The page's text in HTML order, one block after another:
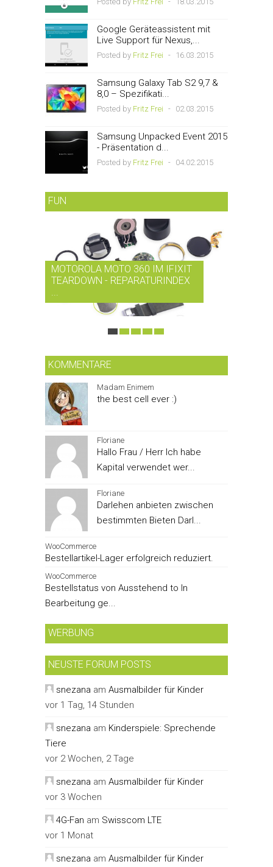
Google Geräteassistent mit
Live Support für Nexus,...
Posted by Fritz Frei - 16.03.2015
Samsung Galaxy Tab S2 9,7 &
8,0 – Spezifikati...
Posted by Fritz Frei - 02.03.2015
Samsung Unpacked Event 2015
- Präsentation d...
Posted by Fritz Frei - 04.02.2015
FUN
MOTOROLA MOTO 360 IM IFIXIT
TEARDOWN - REPARATURINDEX
KOMMENTARE
Madam Enimem
the best cell ever :)
Floriane
Hallo Frau / Herr Ich habe
Kapital verwendet wer...
Floriane
Darlehen anbieten zwischen
bestimmten Bieten Darl...
WooCommerce
Bestellartikel-Lager erfolgreich reduziert.
WooCommerce
Bestellstatus von Ausstehend to In
Bearbeitung ge...
WERBUNG
NEUSTE FORUM POSTS
snezana am Ausmalbilder für Kinder
vor 1 Tag, 14 Stunden
snezana am Kinderspiele: Sprechende
Tiere
vor 2 Wochen, 2 Tage
snezana am Ausmalbilder für Kinder
vor 3 Wochen
4G-Fan am Swisscom LTE
vor 1 Monat
snezana am Ausmalbilder für Kinder